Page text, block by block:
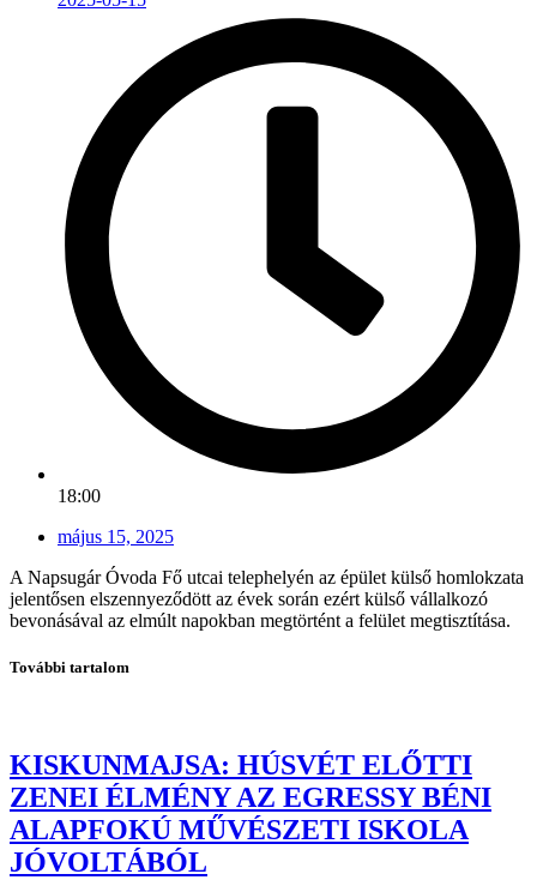
18:00
május 15, 2025
A Napsugár Óvoda Fő utcai telephelyén az épület külső homlokzata
jelentősen elszennyeződött az évek során ezért külső vállalkozó
bevonásával az elmúlt napokban megtörtént a felület megtisztítása.
További tartalom
KISKUNMAJSA: HÚSVÉT ELŐTTI
ZENEI ÉLMÉNY AZ EGRESSY BÉNI
ALAPFOKÚ MŰVÉSZETI ISKOLA
JÓVOLTÁBÓL